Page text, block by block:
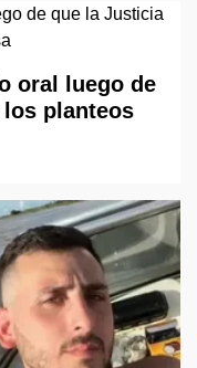
oral luego de
planteos